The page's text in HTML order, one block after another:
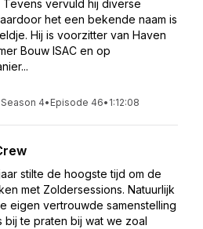
Tevens vervuld hij diverse
het een bekende naam is
Hij is voorzitter van Haven
Bouw ISAC en op
Season 4• Episode 46• 1:12:08
stilte de hoogste tijd om de
met Zoldersessions. Natuurlijk
eigen vertrouwde samenstelling
bij te praten bij wat we zoal